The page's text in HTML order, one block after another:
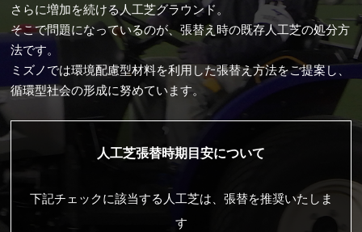
さらに増加を続ける人工芝グラウンド。
そこで問題になっているのが、張替え時の既存人工芝の処分方
法です。
ミズノでは環境配慮型材料を利用した張替え方法をご提案し、
循環型社会の形成に努めています。
人工芝張替時期目安について
下記チェックに該当する人工芝は、張替を推奨いたしま
す